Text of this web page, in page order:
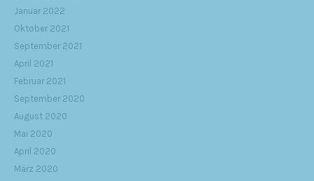
Januar 2022
Oktober 2021
September 2021
April 2021
Februar 2021
September 2020
August 2020
Mai 2020
April 2020
März 2020